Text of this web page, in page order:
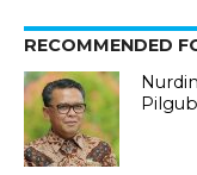
RECOMMENDED